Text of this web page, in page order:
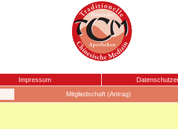
Impressum
Mitgliedschaft (Antrag)